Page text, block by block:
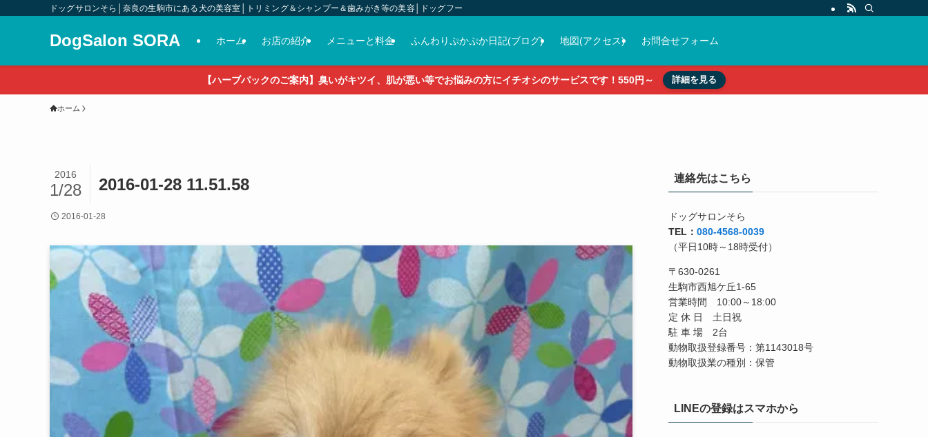
ドッグサロンそら│奈良の生駒市にある犬の美容室│トリミング＆シャンプー＆歯みがき等の美容│ドッグフード＆おやつ＆各種グッズの販売
DogSalon SORA ホーム お店の紹介 メニューと料金 ふんわりぷかぷか日記(ブログ) 地図(アクセス) お問合せフォーム
【ハーブパックのご案内】臭いがキツイ、肌が悪い等でお悩みの方にイチオシのサービスです！550円～ 詳細を見る
ホーム
2016-01-28 11.51.58
2016
1/28
2016-01-28
連絡先はこちら
ドッグサロンそら
TEL： 080-4568-0039
（平日10時～18時受付）
〒630-0261
生駒市西旭ケ丘1-65
営業時間 10:00～18:00
定 休 日 土日祝
駐 車 場 2台
動物取扱登録番号：第1143018号
動物取扱業の種別：保管
LINEの登録はスマホから